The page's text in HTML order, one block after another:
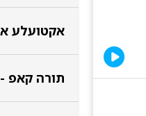
אקטועלע
תורה קאפ